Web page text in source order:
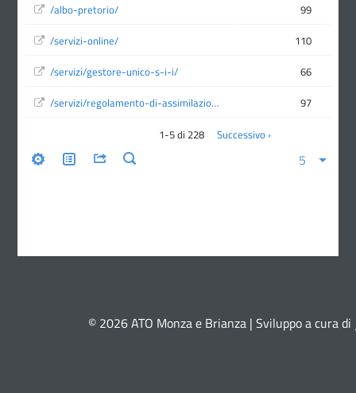
© 2026 ATO Monza e Brianza | Sviluppo a cura di